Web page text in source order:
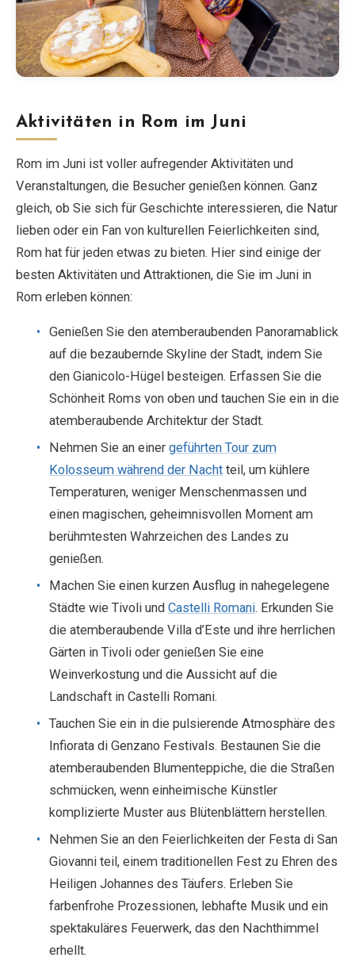
Aktivitäten in Rom im Juni
Rom im Juni ist voller aufregender Aktivitäten und
Veranstaltungen, die Besucher genießen können. Ganz
gleich, ob Sie sich für Geschichte interessieren, die Natur
lieben oder ein Fan von kulturellen Feierlichkeiten sind,
Rom hat für jeden etwas zu bieten. Hier sind einige der
besten Aktivitäten und Attraktionen, die Sie im Juni in
Rom erleben können:
Genießen Sie den atemberaubenden Panoramablick
auf die bezaubernde Skyline der Stadt, indem Sie
den Gianicolo-Hügel besteigen. Erfassen Sie die
Schönheit Roms von oben und tauchen Sie ein in die
atemberaubende Architektur der Stadt.
Nehmen Sie an einer geführten Tour zum
Kolosseum während der Nacht teil, um kühlere
Temperaturen, weniger Menschenmassen und
einen magischen, geheimnisvollen Moment am
berühmtesten Wahrzeichen des Landes zu
genießen.
Machen Sie einen kurzen Ausflug in nahegelegene
Städte wie Tivoli und Castelli Romani. Erkunden Sie
die atemberaubende Villa d’Este und ihre herrlichen
Gärten in Tivoli oder genießen Sie eine
Weinverkostung und die Aussicht auf die
Landschaft in Castelli Romani.
Tauchen Sie ein in die pulsierende Atmosphäre des
Infiorata di Genzano Festivals. Bestaunen Sie die
atemberaubenden Blumenteppiche, die die Straßen
schmücken, wenn einheimische Künstler
komplizierte Muster aus Blütenblättern herstellen.
Nehmen Sie an den Feierlichkeiten der Festa di San
Giovanni teil, einem traditionellen Fest zu Ehren des
Heiligen Johannes des Täufers. Erleben Sie
farbenfrohe Prozessionen, lebhafte Musik und ein
spektakuläres Feuerwerk, das den Nachthimmel
erhellt.